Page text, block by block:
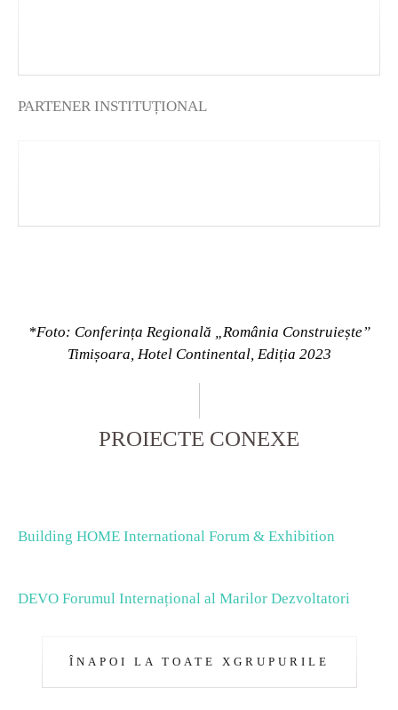
PARTENER INSTITUȚIONAL
*Foto: Conferința Regională „România Construiește”
Timișoara, Hotel Continental, Ediția 2023
PROIECTE CONEXE
Building HOME International Forum & Exhibition
DEVO Forumul Internațional al Marilor Dezvoltatori
ÎNAPOI LA TOATE XGRUPURILE